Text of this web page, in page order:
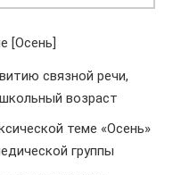
[Осень]
связной речи,
возраст
теме «Осень»
группы